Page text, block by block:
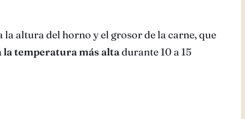
altura del horno y el grosor de la carne, que
la temperatura más altadurante 10 a 15